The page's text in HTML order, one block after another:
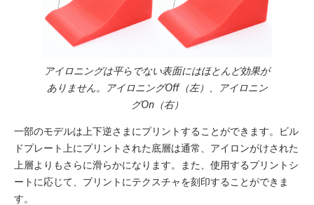
アイロニングは平らでない表面にはほとんど効果が
ありません。アイロニングOff（左）、アイロニン
グOn（右）
一部のモデルは上下逆さまにプリントすることができます。ビル
ドプレート上にプリントされた底層は通常、アイロンがけされた
上層よりもさらに滑らかになります。また、使用するプリントシ
ートに応じて、プリントにテクスチャを刻印することができま
す。